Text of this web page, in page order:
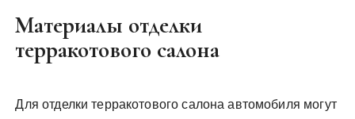
Материалы отделки
терракотового салона
Для отделки терракотового салона автомобиля могут